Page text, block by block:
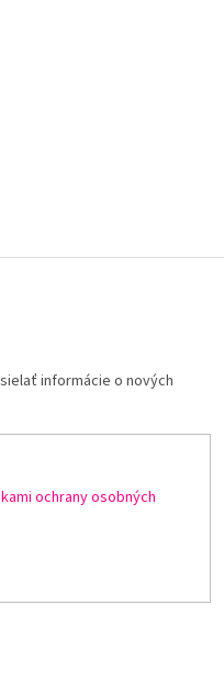
informácie o nových
ochrany osobných